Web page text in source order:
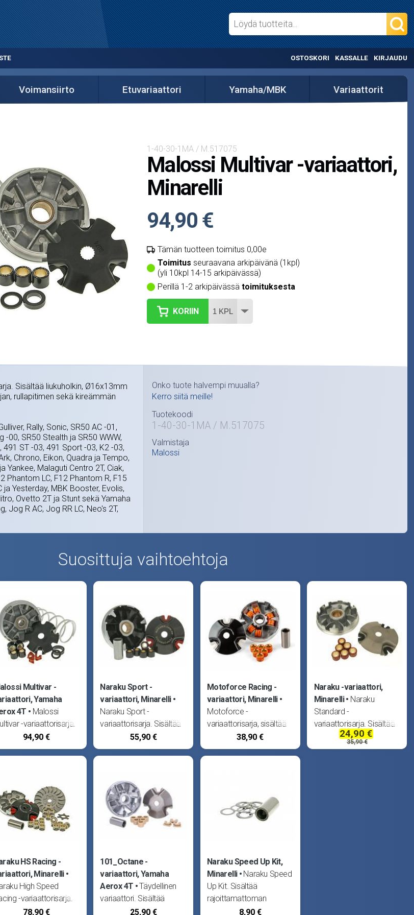
OSTOSKORI KASSALLE KIRJAUDU
Voimansiirto Etuvariaattori Yamaha/MBK Variaattorit
1-40-30-1MA / M.517075
Malossi Multivar -variaattori,
Minarelli
94,90 €
Tämän tuotteen toimitus 0,00e
Toimitus seuraavana arkipäivänä (1kpl)
(yli 10kpl 14-15 arkipäivässä)
Perillä 1-2 arkipäivässä toimituksesta
KORIIN
Sisältää liukuholkin, Ø16x13mm
rullapitimen sekä kireämmän
Rally, Sonic, SR50 AC -01,
-00, SR50 Stealth ja SR50 WWW,
491 ST -03, 491 Sport -03, K2 -03,
Chrono, Eikon, Quadra ja Tempo,
Yankee, Malaguti Centro 2T, Ciak,
Phantom LC, F12 Phantom R, F15
ja Yesterday, MBK Booster, Evolis,
Ovetto 2T ja Stunt sekä Yamaha
Jog R AC, Jog RR LC, Neo's 2T,
Onko tuote halvempi muualla?
Kerro siitä meille!
Tuotekoodi
1-40-30-1MA / M.517075
Valmistaja
Malossi
Suosittuja vaihtoehtoja
Multivar -
Yamaha
4T
Malossi
-variaattorisarja.
liukuholkin,
rullasarjan
jousen. Sopii
4T, MBK Booster
4T, Nitro
94,90 €
Naraku Sport -
variaattori, Minarelli
Naraku Sport -
variaattorisarja. Sisältää
rullakupin, liukuholkin,
Ø15x12mm rullasarjan
Aprilia Amico, Area 51,
Gulliver, Rally, Sonic, SR50
AC -01,
55,90 €
Motoforce Racing -
variaattori, Minarelli
Motoforce -
variaattorisarja, sisältää
rullakupin, liukuholkin,
Ø16x13mm rullasarjat
Amico, Area 51, Gulliver,
Rally, Sonic, SR50
38,90 €
Naraku -variaattori,
Minarelli
Naraku
Standard -
variaattorisarja. Sisältää
rullakupin, Ø15x12mm
rullasarjan (6.3g),
24,90 €
35,90 €
HS Racing -
Minarelli
High Speed
-variaattorisarja.
variaattorin
78,90 €
101_Octane -
variaattori, Yamaha
Aerox 4T
Täydellinen
variaattori. Sisältää
rullakupin, liukuholkin,
25,90 €
Naraku Speed Up Kit,
Minarelli
Naraku Speed
Up Kit. Sisältää
rajoittamattoman
liukuholkin8,90 €